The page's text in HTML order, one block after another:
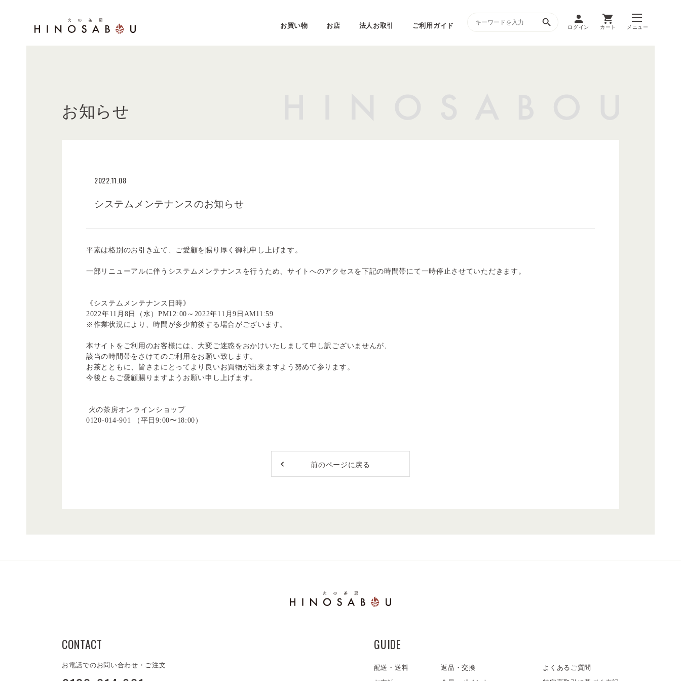
お買い物 お店 法人お取引 ご利用ガイド ログイン カート メニュー
お知らせ
2022.11.08
システムメンテナンスのお知らせ
平素は格別のお引き立て、ご愛顧を賜り厚く御礼申し上げます。
一部リニューアルに伴うシステムメンテナンスを行うため、サイトへのアクセスを下記の時間帯にて一時停止させていただきます。
《システムメンテナンス日時》
2022年11月8日（水）PM12:00～2022年11月9日AM11:59
※作業状況により、時間が多少前後する場合がございます。
本サイトをご利用のお客様には、大変ご迷惑をおかけいたしまして申し訳ございませんが、
該当の時間帯をさけてのご利用をお願い致します。
お茶とともに、皆さまにとってより良いお買物が出来ますよう努めて参ります。
今後ともご愛顧賜りますようお願い申し上げます。
火の茶房オンラインショップ
0120-014-901 （平日9:00〜18:00）
前のページに戻る
CONTACT
お電話でのお問い合わせ・ご注文
GUIDE
配送・送料
返品・交換
よくあるご質問